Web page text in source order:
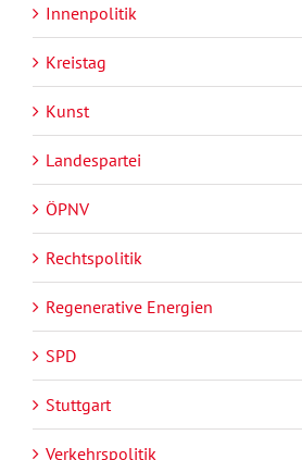
Innenpolitik
Kreistag
Kunst
Landespartei
ÖPNV
Rechtspolitik
Regenerative Energien
SPD
Stuttgart
Verkehrspolitik